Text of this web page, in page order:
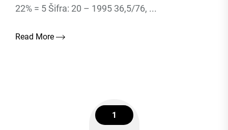
22% = 5 Šifra: 20 – 1995 36,5/76, ...
Read More
1